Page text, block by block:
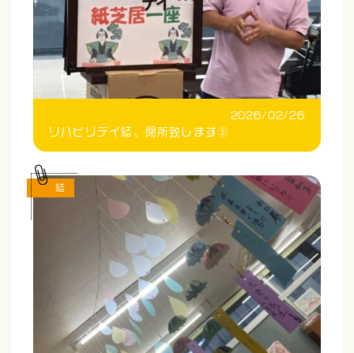
2026/02/26
リハビリデイ結、閉所致します⑤
結